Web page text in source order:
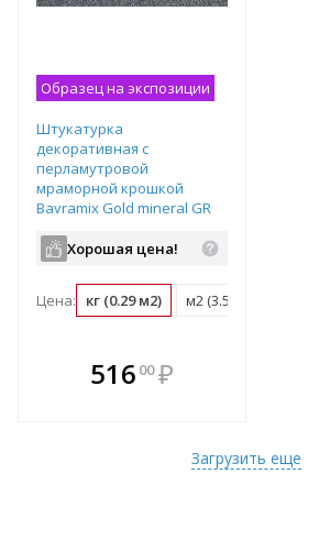
Образец на экспозиции
Штукатурка
декоративная с
перламутровой
мраморной крошкой
Bayramix Gold mineral GR
Хорошая цена!
Цена: кг (0.29 м2) м2 (3.5 кг)
516 00 ₽
Загрузить еще